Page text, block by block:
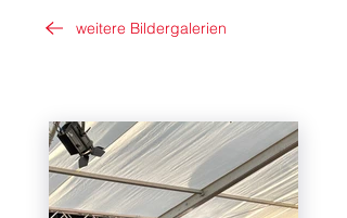
weitere Bildergalerien